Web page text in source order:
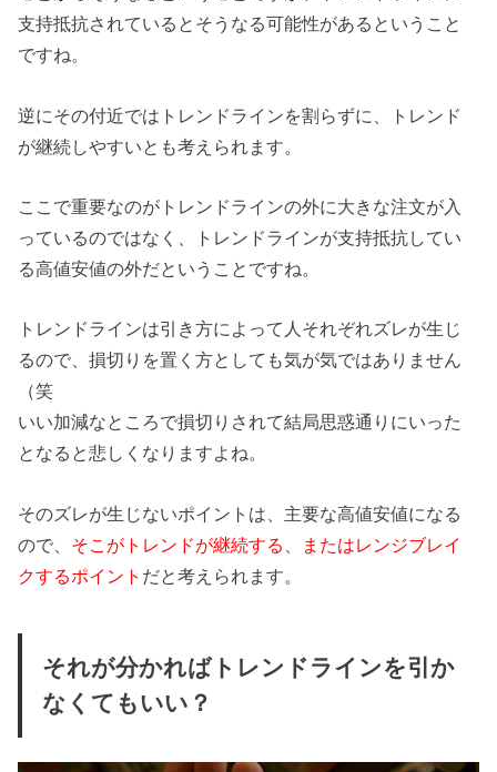
支持抵抗されているとそうなる可能性があるということ
ですね。
逆にその付近ではトレンドラインを割らずに、トレンド
が継続しやすいとも考えられます。
ここで重要なのがトレンドラインの外に大きな注文が入
っているのではなく、トレンドラインが支持抵抗してい
る高値安値の外だということですね。
トレンドラインは引き方によって人それぞれズレが生じ
るので、損切りを置く方としても気が気ではありません
（笑
いい加減なところで損切りされて結局思惑通りにいった
となると悲しくなりますよね。
そのズレが生じないポイントは、主要な高値安値になる
ので、 そこがトレンドが継続する、またはレンジブレイ
クするポイント だと考えられます。
それが分かればトレンドラインを引か
なくてもいい？